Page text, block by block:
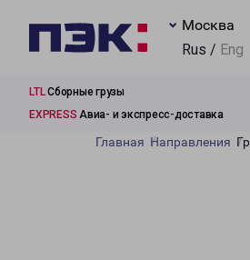
Москва
Rus / Eng
LTLСборные грузы
EXPRESS Авиа- и экспресс-доставка
Главная Направления